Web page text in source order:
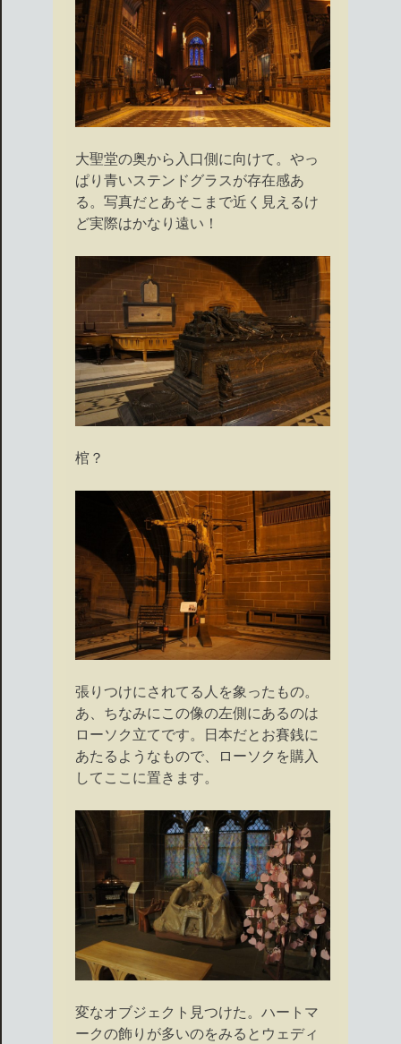
大聖堂の奥から入口側に向けて。やっ
ぱり青いステンドグラスが存在感あ
る。写真だとあそこまで近く見えるけ
ど実際はかなり遠い！
棺？
張りつけにされてる人を象ったもの。
あ、ちなみにこの像の左側にあるのは
ローソク立てです。日本だとお賽銭に
あたるようなもので、ローソクを購入
してここに置きます。
変なオブジェクト見つけた。ハートマ
ークの飾りが多いのをみるとウェディ